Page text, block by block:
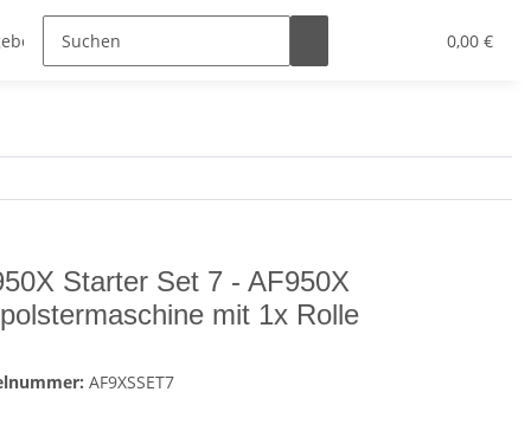
0,00 €
Nettopreise anzeigen
Starter Set 7 - AF950X
mit 1x Rolle
AF9XSSET7